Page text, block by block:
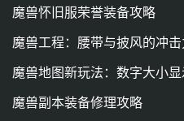
魔兽怀旧服荣誉装备攻略
魔兽工程：腰带与披风的冲击
魔兽地图新玩法：数字大小
魔兽副本装备修理攻略